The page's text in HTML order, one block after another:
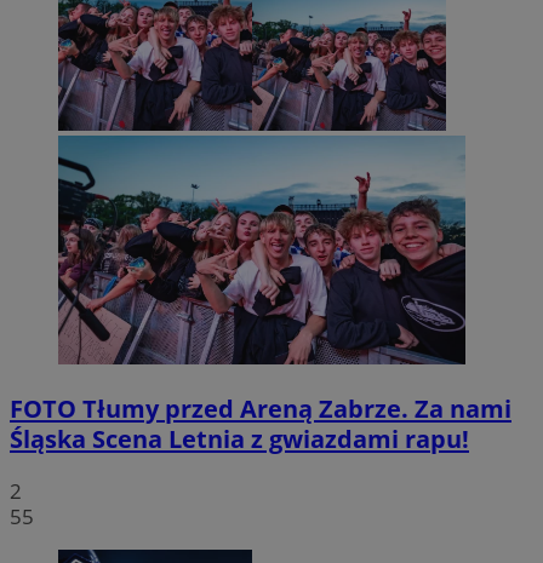
FOTO Tłumy przed Areną Zabrze. Za nami
Śląska Scena Letnia z gwiazdami rapu!
2
55